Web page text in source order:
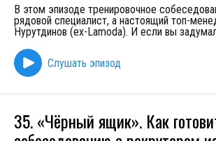
В этом эпизоде тренировочное
рядовой специалист, а настоящий топ-
Нурутдинов (ex-Lamoda). И если вы
Слушать эпизод
35. «Чёрный ящик». Как